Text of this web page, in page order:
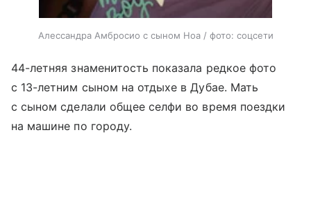
Алессандра Амбросио с сыном Ноа / фото: соцсети
44-летняя знаменитость показала редкое фото
с 13-летним сыном на отдыхе в Дубае. Мать
с сыном сделали общее селфи во время поездки
на машине по городу.